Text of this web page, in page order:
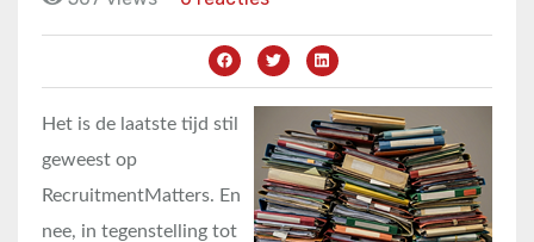
Het is de laatste tijd stil
geweest op
RecruitmentMatters. En
nee, in tegenstelling tot